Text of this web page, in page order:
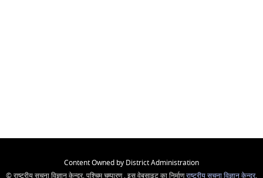
Content Owned by District Administration
© राष्ट्रीय सूचना विज्ञान केन्द्र, पश्चिम चम्पारण , इस वेबसाइट का निर्माणराष्ट्रीय सूचना विज्ञान केन्द्र,